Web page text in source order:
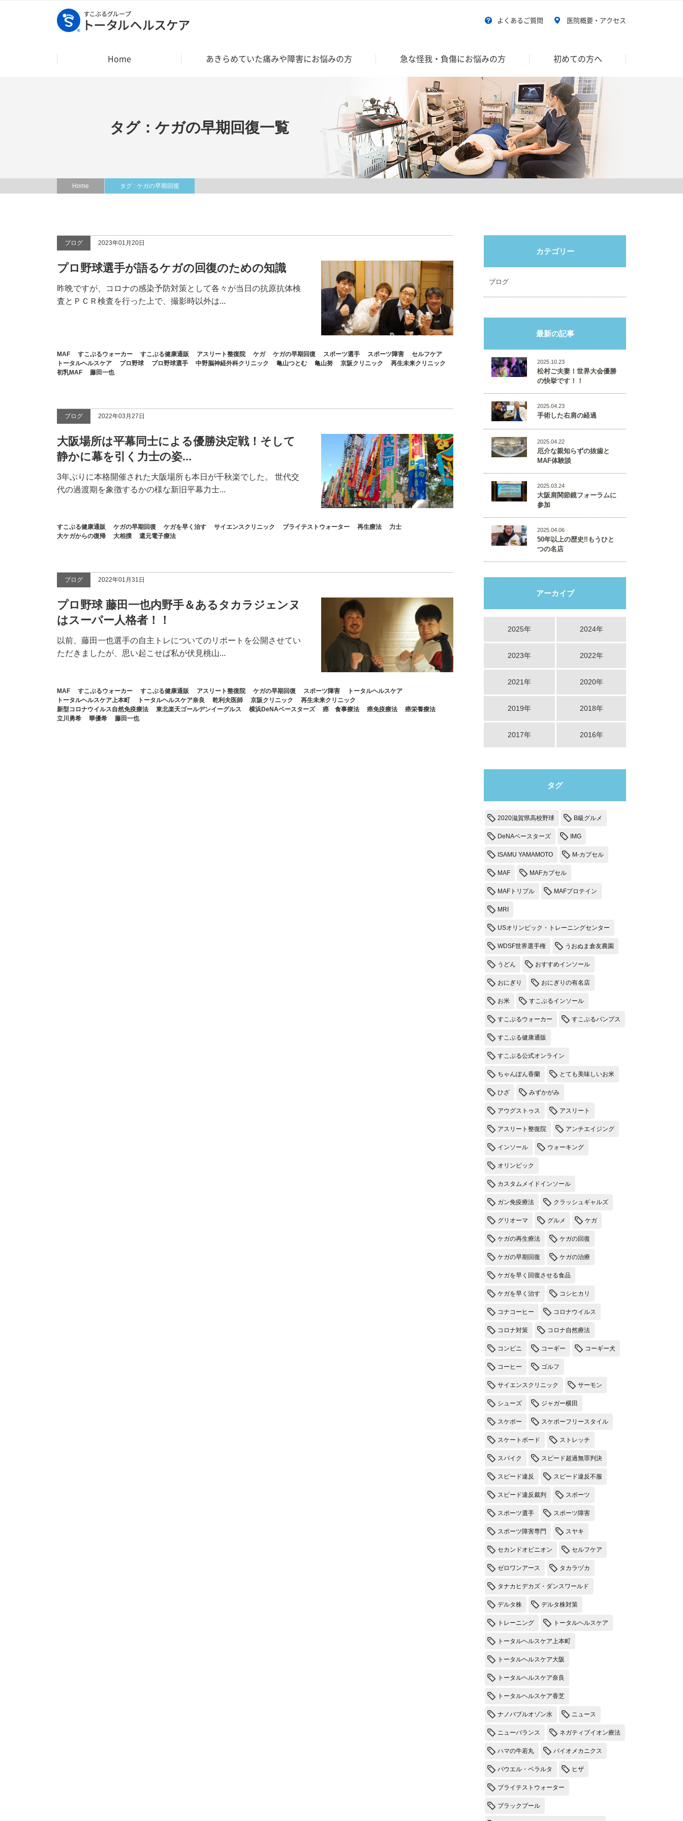
よくあるご質問 医院概要・アクセス
Home あきらめていた痛みや障害にお悩みの方 急な怪我・負傷にお悩みの方 初めての方へ
タグ：ケガの早期回復一覧
Home タグ : ケガの早期回復
ブログ 2023年01月20日
プロ野球選手が語るケガの回復のための知識
昨晩ですが、コロナの感染予防対策として各々が当日の抗原抗体検
査とＰＣＲ検査を行った上で、撮影時以外は...
MAF すこぶるウォーカー すこぶる健康通販 アスリート整復院 ケガ ケガの早期回復 スポーツ選手 スポーツ障害
セルフケア
トータルヘルスケア
プロ野球 プロ野球選手 中野脳神経外科クリニック 亀山つとむ 亀山努 京阪クリニック
再生未来クリニック
初乳MAF
藤田一也
ブログ 2022年03月27日
大阪場所は平幕同士による優勝決定戦！そして
静かに幕を引く力士の姿...
3年ぶりに本格開催された大阪場所も本日が千秋楽でした。 世代交
代の過渡期を象徴するかの様な新旧平幕力士...
すこぶる健康通販 ケガの早期回復 ケガを早く治す サイエンスクリニック ブライテストウォーター 再生療法
力士
大ケガからの復帰
大相撲 還元電子療法
ブログ 2022年01月31日
プロ野球 藤田一也内野手＆あるタカラジェンヌ
はスーパー人格者！！
以前、藤田一也選手の自主トレについてのリポートを公開させてい
ただきましたが、思い起こせば私が伏見桃山...
MAF すこぶるウォーカー すこぶる健康通販 アスリート整復院 ケガの早期回復 スポーツ障害
トータルヘルスケア
トータルヘルスケア上本町
トータルヘルスケア奈良 乾利夫医師 京阪クリニック
再生未来クリニック
新型コロナウイルス自然免疫療法
東北楽天ゴールデンイーグルス 横浜DeNAベースターズ 癌 食事療法 癌免疫療法
癌栄養療法
立川勇希
華優希 藤田一也
カテゴリー
ブログ
最新の記事
2025.10.23
松村ご夫妻！世界大会優勝
の快挙です！！
2025.04.23
手術した右肩の経過
2025.04.22
厄介な親知らずの抜歯と
MAF体験談
2025.03.24
大阪肩関節鏡フォーラムに
参加
2025.04.06
50年以上の歴史‼️もうひと
つの名店
アーカイブ
2025年 2024年
2023年 2022年
2021年 2020年
2019年 2018年
2017年 2016年
タグ
2020滋賀県高校野球 B級グルメ
DeNAベースターズ IMG
ISAMU YAMAMOTO M-カプセル
MAF MAFカプセル
MAFトリプル MAFプロテイン
MRI
USオリンピック・トレーニングセンター
WDSF世界選手権 うおぬま倉友農園
うどん おすすめインソール
おにぎり おにぎりの有名店
お米 すこぶるインソール
すこぶるウォーカー すこぶるパンプス
すこぶる健康通販
すこぶる公式オンライン
ちゃんぽん香蘭 とても美味しいお米
ひざ みずかがみ
アウグストゥス アスリート
アスリート整復院 アンチエイジング
インソール ウォーキング
オリンピック
カスタムメイドインソール
ガン免疫療法 クラッシュギャルズ
グリオーマ グルメ ケガ
ケガの再生療法 ケガの回復
ケガの早期回復 ケガの治療
ケガを早く回復させる食品
ケガを早く治す コシヒカリ
コナコーヒー コロナウイルス
コロナ対策 コロナ自然療法
コンビニ コーギー コーギー犬
コーヒー ゴルフ
サイエンスクリニック サーモン
シューズ ジャガー横田
スケボー スケボーフリースタイル
スケートボード ストレッチ
スパイク スピード超過無罪判決
スピード違反 スピード違反不服
スピード違反裁判 スポーツ
スポーツ選手 スポーツ障害
スポーツ障害専門 スヤキ
セカンドオピニオン セルフケア
ゼロワンアース タカラヅカ
タナカヒデカズ・ダンスワールド
デルタ株 デルタ株対策
トレーニング トータルヘルスケア
トータルヘルスケア上本町
トータルヘルスケア大阪
トータルヘルスケア奈良
トータルヘルスケア香芝
ナノバブルオゾン水 ニュース
ニューバランス ネガティブイオン療法
ハマの牛若丸 バイオメカニクス
パウエル・ペラルタ ヒザ
ブライテストウォーター
ブラックプール